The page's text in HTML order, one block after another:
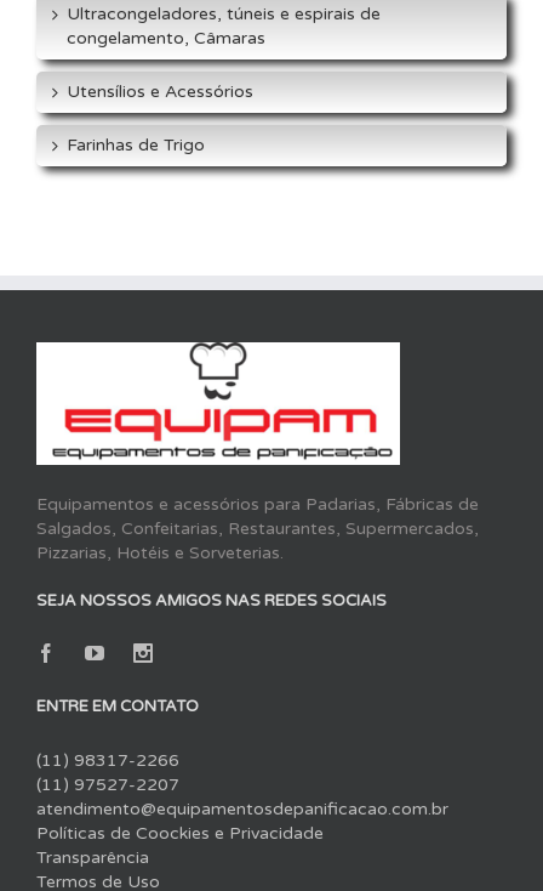
Ultracongeladores, túneis e espirais de
congelamento, Câmaras
Utensílios e Acessórios
Farinhas de Trigo
Equipamentos e acessórios para Padarias, Fábricas de
Salgados, Confeitarias, Restaurantes, Supermercados,
Pizzarias, Hotéis e Sorveterias.
SEJA NOSSOS AMIGOS NAS REDES SOCIAIS
ENTRE EM CONTATO
(11) 98317-2266
(11) 97527-2207
atendimento@equipamentosdepanificacao.com.br
Políticas de Coockies e Privacidade
Transparência
Termos de Uso